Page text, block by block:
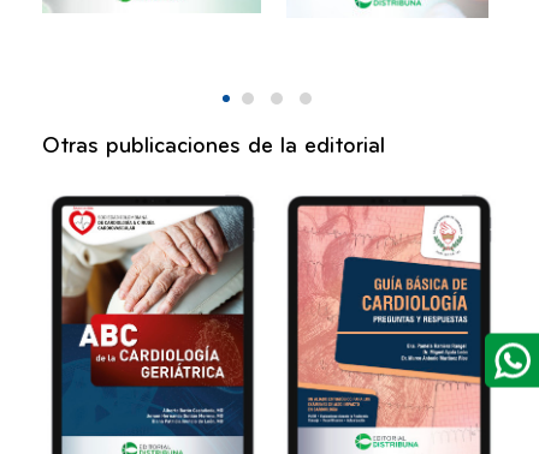
Otras publicaciones de la editorial
ABC de la
cardiología
geriátrica
2026
40,00
Guía básica
cardiología.
Preguntas y
respuestas
2026
93,00